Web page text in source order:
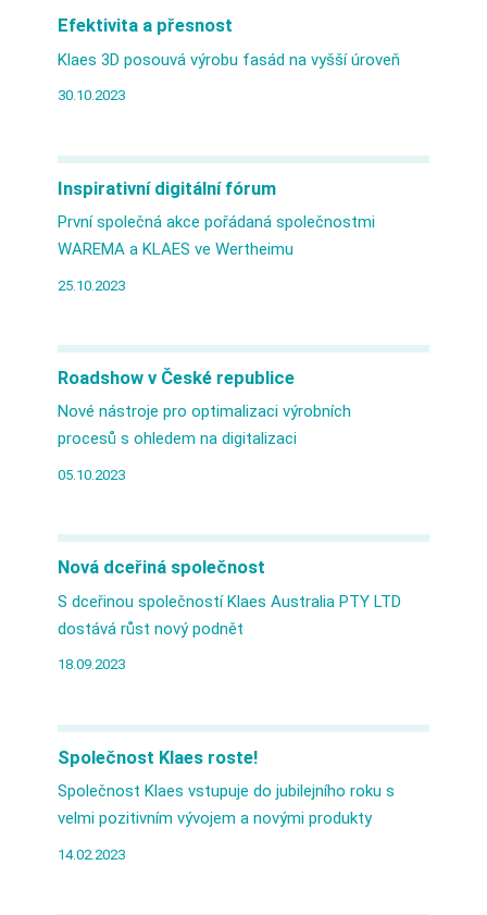
Efektivita a přesnost
Klaes 3D posouvá výrobu fasád na vyšší úroveň
30.10.2023
Inspirativní digitální fórum
První společná akce pořádaná společnostmi
WAREMA a KLAES ve Wertheimu
25.10.2023
Roadshow v České republice
Nové nástroje pro optimalizaci výrobních
procesů s ohledem na digitalizaci
05.10.2023
Nová dceřiná společnost
S dceřinou společností Klaes Australia PTY LTD
dostává růst nový podnět
18.09.2023
Společnost Klaes roste!
Společnost Klaes vstupuje do jubilejního roku s
velmi pozitivním vývojem a novými produkty
14.02.2023